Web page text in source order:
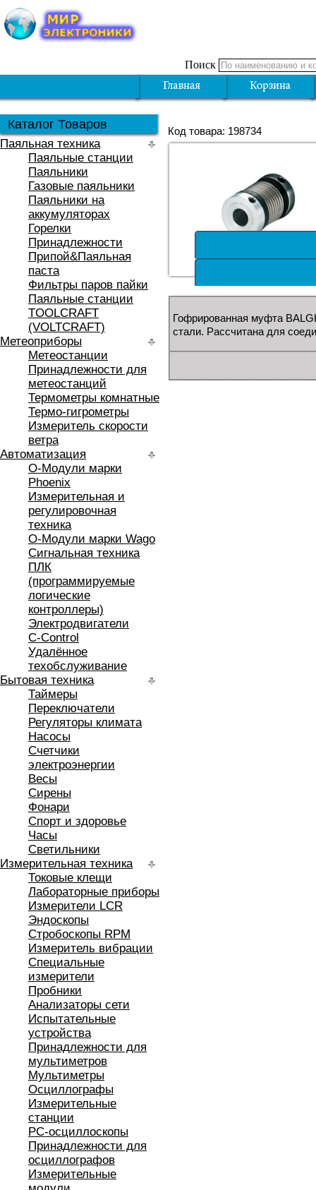
Поиск
Каталог Товаров
Паяльная техника
Паяльные станции
Паяльники
Газовые паяльники
Паяльники на
аккумуляторах
Горелки
Принадлежности
Припой&Паяльная
паста
Фильтры паров пайки
Паяльные станции
TOOLCRAFT
(VOLTCRAFT)
Метеоприборы
Метеостанции
Принадлежности для
метеостанций
Термометры комнатные
Термо-гигрометры
Измеритель скорости
ветра
Автоматизация
O-Модули марки
Phoenix
Измерительная и
регулировочная
техника
O-Модули марки Wago
Сигнальная техника
ПЛК
(программируемые
логические
контроллеры)
Электродвигатели
C-Control
Удалённое
техобслуживание
Бытовая техника
Таймеры
Переключатели
Регуляторы климата
Насосы
Счетчики
электроэнергии
Весы
Сирены
Фонари
Спорт и здоровье
Часы
Светильники
Измерительная техника
Токовые клещи
Лабораторные приборы
Измерители LCR
Эндоскопы
Стробоскопы RPM
Измеритель вибрации
Специальные
измерители
Пробники
Анализаторы сети
Испытательные
устройства
Принадлежности для
мультиметров
Мультиметры
Осциллографы
Измерительные
станции
РС-осциллоскопы
Принадлежности для
осциллографов
Измерительные
Код товара: 198734
Гофрированная муфта
стали. Рассчитана для